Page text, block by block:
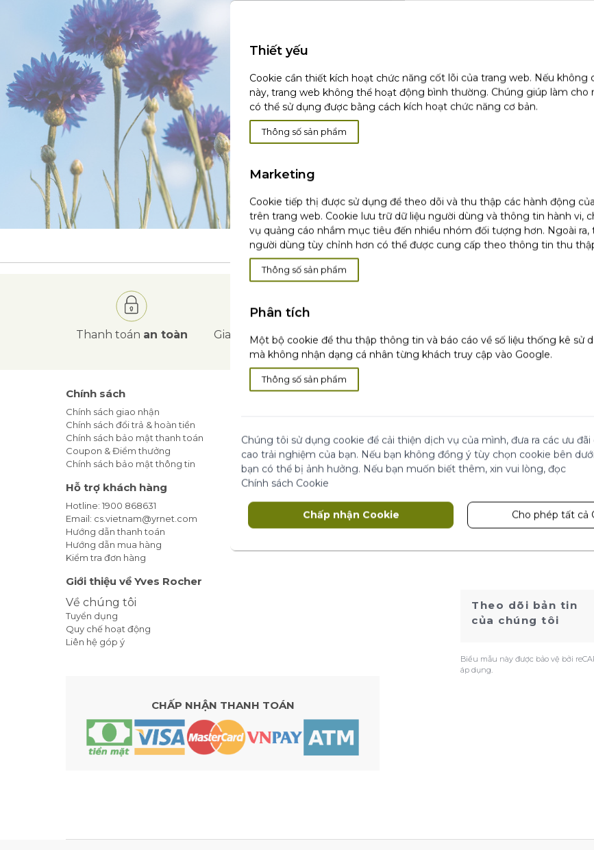
(1) Chúng tôi chỉ sử dụng email hoặc
tôi không thu thập bất kỳ dữ liệu
chỉnh sửa hoặc xóa của bạn, vui
Thanh toán an toàn Giao hàng tận nơi Hài lòng hoặchoàn
tiền
Thanh toán khinhận
hàng
Theo dõi bản tin
của chúng tôi
Biểu mẫu này được bảo vệ bởi
áp dụng.
Chính sách
Chính sách giao nhận
Chính sách đổi trả & hoàn tiền
Chính sách bảo mật thanh toán
Coupon & Điểm thưởng
Chính sách bảo mật thông tin
Hỗ trợ khách hàng
Hotline: 1900 868631
Email: cs.vietnam@yrnet.com
Hướng dẫn thanh toán
Hướng dẫn mua hàng
Kiểm tra đơn hàng
Giới thiệu về Yves Rocher
Về chúng tôi
Tuyển dụng
Quy chế hoạt động
Liên hệ góp ý
Tin Tức
Địa Chỉ Cửa Hàng
Cam kết tái chế từ Yves Rocher
Đăng ký đối tác
CHẤP NHẬN THANH TOÁN
Thiết yếu
Cookie cần thiết kích hoạt chức năng cốt lõi của trang web. Nếu không
này, trang web không thể hoạt động bình thường. Chúng giúp làm cho
có thể sử dụng được bằng cách kích hoạt chức năng cơ bản.
Thông số sản phẩm
Marketing
Cookie tiếp thị được sử dụng để theo dõi và thu thập các hành động
trên trang web. Cookie lưu trữ dữ liệu người dùng và thông tin hành vi,
vụ quảng cáo nhắm mục tiêu đến nhiều nhóm đối tượng hơn. Ngoài ra,
người dùng tùy chỉnh hơn có thể được cung cấp theo thông tin thu
Thông số sản phẩm
Phân tích
Một bộ cookie để thu thập thông tin và báo cáo về số liệu thống kê sử
mà không nhận dạng cá nhân từng khách truy cập vào Google.
Thông số sản phẩm
Chúng tôi sử dụng cookie để cải thiện dịch vụ của mình, đưa ra các ưu đãi
cao trải nghiệm của bạn. Nếu bạn không đồng ý tùy chọn cookie bên
bạn có thể bị ảnh hưởng. Nếu bạn muốn biết thêm, xin vui lòng, đọc
Chính sách Cookie
Chấp nhận Cookie Cho phép tất cả